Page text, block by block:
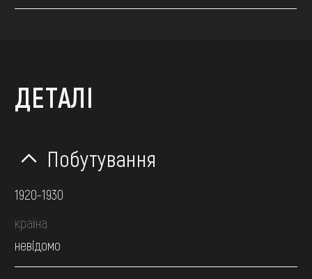
ДЕТАЛІ
Побутування
1920-1930
країна
невідомо